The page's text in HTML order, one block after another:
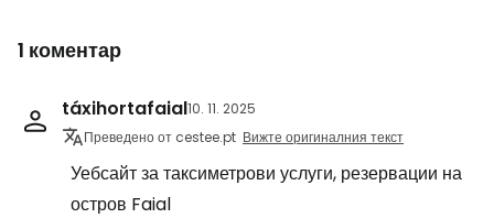
1 коментар
táxihortafaial10. 11. 2025
Преведено от cestee.pt Вижте оригиналния текст
Уебсайт за таксиметрови услуги, резервации на
остров Faial